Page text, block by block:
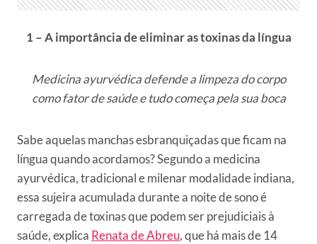
1 – A importância de eliminar as toxinas da língua
Medicina ayurvédica defende a limpeza do corpo
como fator de saúde e tudo começa pela sua boca
Sabe aquelas manchas esbranquiçadas que ficam na
língua quando acordamos? Segundo a medicina
ayurvédica, tradicional e milenar modalidade indiana,
essa sujeira acumulada durante a noite de sono é
carregada de toxinas que podem ser prejudiciais à
saúde, explica Renata de Abreu, que há mais de 14